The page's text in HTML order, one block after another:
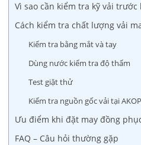
Vì sao cần kiểm tra kỹ vải
Cách kiểm tra chất lượng vải
Kiểm tra bằng mắt và tay
Dùng nước kiểm tra độ thấm
Test giặt thử
Kiểm tra nguồn gốc vải tại
Ưu điểm khi đặt may đồng
FAQ – Câu hỏi thường gặp